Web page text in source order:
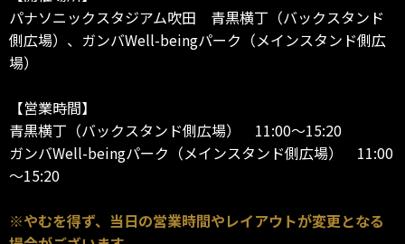
パナソニックスタジアム吹田 青黒横丁（バックスタンド
側広場）、ガンバWell-beingパーク（メインスタンド側広
場）
【営業時間】
青黒横丁（バックスタンド側広場） 11:00～15:20
ガンバWell-beingパーク（メインスタンド側広場） 11:00
～15:20
※やむを得ず、当日の営業時間やレイアウトが変更となる